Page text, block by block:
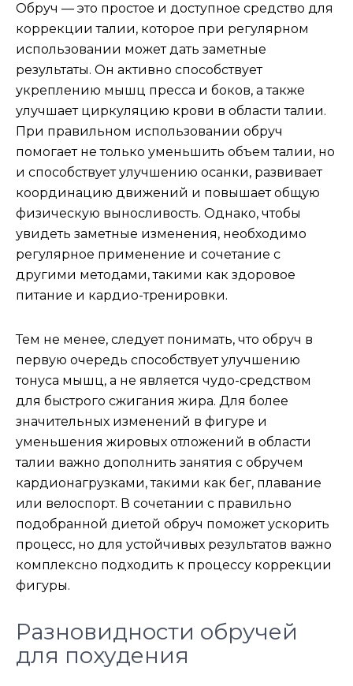
Обруч — это простое и доступное средство для
коррекции талии, которое при регулярном
использовании может дать заметные
результаты. Он активно способствует
укреплению мышц пресса и боков, а также
улучшает циркуляцию крови в области талии.
При правильном использовании обруч
помогает не только уменьшить объем талии, но
и способствует улучшению осанки, развивает
координацию движений и повышает общую
физическую выносливость. Однако, чтобы
увидеть заметные изменения, необходимо
регулярное применение и сочетание с
другими методами, такими как здоровое
питание и кардио-тренировки.
Тем не менее, следует понимать, что обруч в
первую очередь способствует улучшению
тонуса мышц, а не является чудо-средством
для быстрого сжигания жира. Для более
значительных изменений в фигуре и
уменьшения жировых отложений в области
талии важно дополнить занятия с обручем
кардионагрузками, такими как бег, плавание
или велоспорт. В сочетании с правильно
подобранной диетой обруч поможет ускорить
процесс, но для устойчивых результатов важно
комплексно подходить к процессу коррекции
фигуры.
Разновидности обручей
для похудения